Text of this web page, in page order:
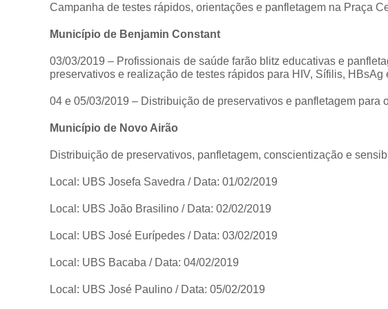
Campanha de testes rápidos, orientações e panfletagem na Praça
Município de Benjamin Constant
03/03/2019 – Profissionais de saúde farão blitz educativas e
preservativos e realização de testes rápidos para HIV, Sífilis, HBsAg
04 e 05/03/2019 – Distribuição de preservativos e panfletagem para
Município de Novo Airão
Distribuição de preservativos, panfletagem, conscientização e
Local: UBS Josefa Savedra / Data: 01/02/2019
Local: UBS João Brasilino / Data: 02/02/2019
Local: UBS José Eurípedes / Data: 03/02/2019
Local: UBS Bacaba / Data: 04/02/2019
Local: UBS José Paulino / Data: 05/02/2019